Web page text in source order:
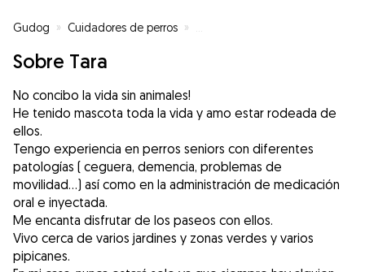
Gudog » Cuidadores de perros »
Sobre Tara
No concibo la vida sin animales!
He tenido mascota toda la vida y amo estar rodeada de
ellos.
Tengo experiencia en perros seniors con diferentes
patologías ( ceguera, demencia, problemas de
movilidad...) así como en la administración de medicación
oral e inyectada.
Me encanta disfrutar de los paseos con ellos.
Vivo cerca de varios jardines y zonas verdes y varios
pipicanes.